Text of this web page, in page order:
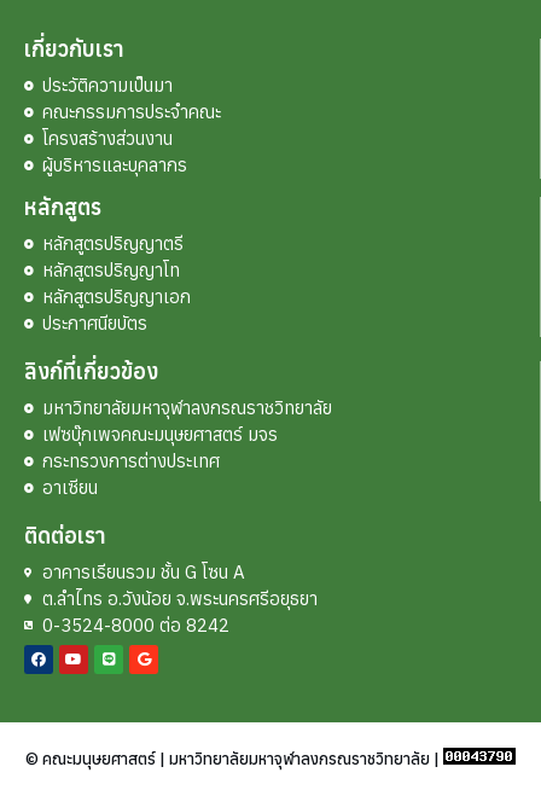
เกี่ยวกับเรา
ประวัติความเป็นมา
คณะกรรมการประจำคณะ
โครงสร้างส่วนงาน
ผู้บริหารและบุคลากร
หลักสูตร
หลักสูตรปริญญาตรี
หลักสูตรปริญญาโท
หลักสูตรปริญญาเอก
ประกาศนียบัตร
ลิงก์ที่เกี่ยวข้อง
มหาวิทยาลัยมหาจุฬาลงกรณราชวิทยาลัย
เฟซบุ๊กเพจคณะมนุษยศาสตร์ มจร
กระทรวงการต่างประเทศ
อาเซียน
ติดต่อเรา
อาคารเรียนรวม ชั้น G โซน A
ต.ลำไทร อ.วังน้อย จ.พระนครศรีอยุธยา
0-3524-8000 ต่อ 8242
© คณะมนุษยศาสตร์ | มหาวิทยาลัยมหาจุฬาลงกรณราชวิทยาลัย |